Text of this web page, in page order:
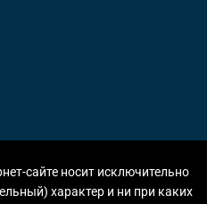
сайте носит исключительно
характер и ни при каких